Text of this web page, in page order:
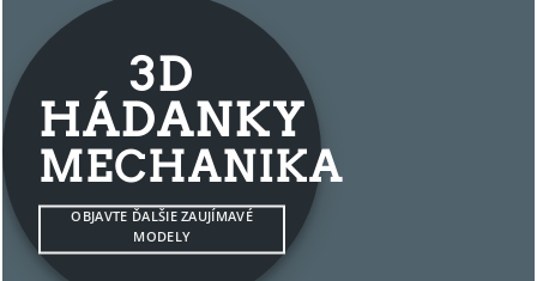
3D
HÁDANKY
MECHANIKA
OBJAVTE ĎALŠIE ZAUJÍMAVÉ
MODELY